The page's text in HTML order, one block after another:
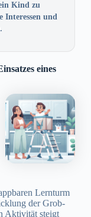
Kind zu
Interessen und
eines
Lernturm
der Grob-
Aktivität steigt